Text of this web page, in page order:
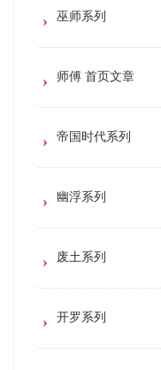
巫师系列
师傅 首页文章
帝国时代系列
幽浮系列
废土系列
开罗系列